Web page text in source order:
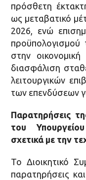
πρόσθετη
ως μεταβατικό
2026, ενώ
προϋπολογισμού
στην
διασφάλιση
λειτουργικών
των επενδύσεων
Παρατηρήσεις
του
σχετικά με την
Το Διοικητικό
παρατηρήσεις